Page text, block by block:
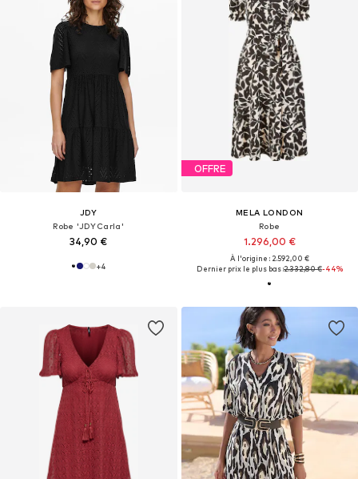
JDY
Robe 'JDYCarla'
34,90 €
+4
OFFRE
MELA LONDON
Robe
1.296,00 €
À l'origine : 2.592,00 €
Dernier prix le plus bas :2.332,80 €-44%